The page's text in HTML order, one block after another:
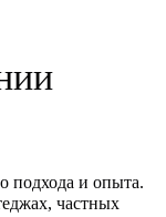
подхода и опыта.
частных